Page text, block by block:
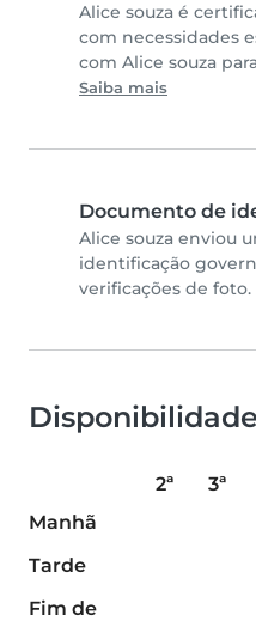
Alice souza é
com necessidades
com Alice souza
Saiba mais
Documento de
Alice souza enviou
identificação
verificações de foto.
Disponibilidade
2ª 3ª
Manhã
Tarde
Fim de